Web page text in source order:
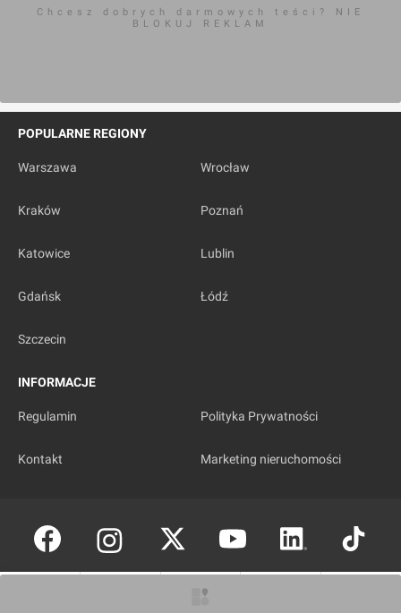
Chcesz dobrych darmowych teści? NIE
BLOKUJ REKLAM
POPULARNE REGIONY
Warszawa Wrocław
Kraków Poznań
Katowice Lublin
Gdańsk Łódź
Szczecin
INFORMACJE
Regulamin Polityka Prywatności
Kontakt Marketing nieruchomości